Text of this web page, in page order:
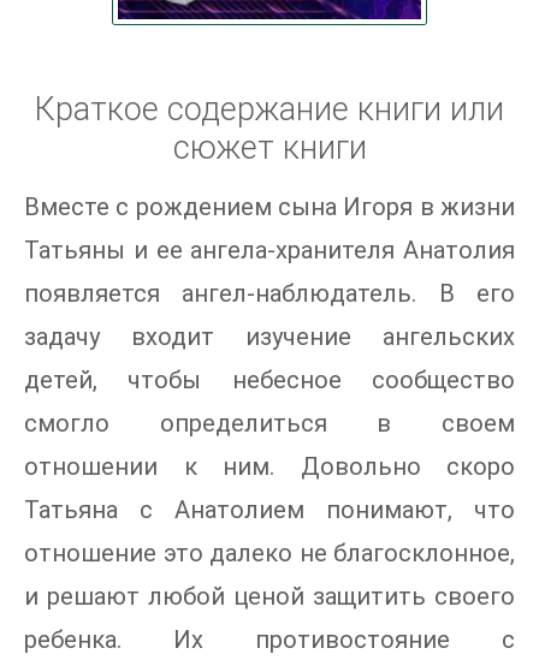
Краткое содержание книги или
сюжет книги
Вместе с рождением сына Игоря в жизни
Татьяны и ее ангела-хранителя Анатолия
появляется ангел-наблюдатель. В его
задачу входит изучение ангельских
детей, чтобы небесное сообщество
смогло определиться в своем
отношении к ним. Довольно скоро
Татьяна с Анатолием понимают, что
отношение это далеко не благосклонное,
и решают любой ценой защитить своего
ребенка. Их противостояние с